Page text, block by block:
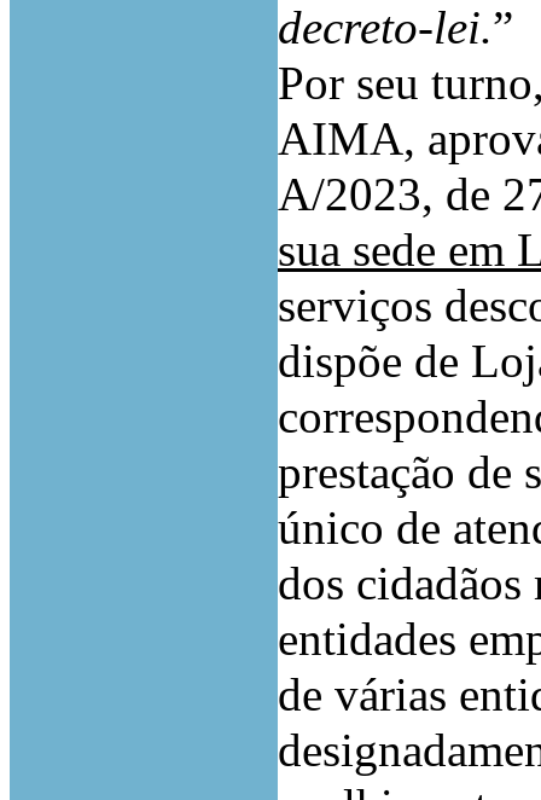
decreto-lei.”
Por seu
AIMA,
A/2023, de
sua sede em
serviços
dispõe de
prestação de
único de
dos cidadãos
entidades
de várias